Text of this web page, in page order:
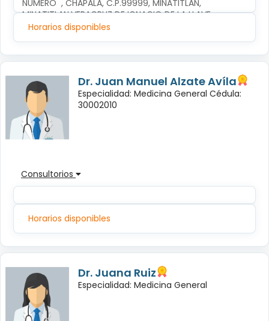
NUMERO  , CHAPALA, C.P.99999, MINATITLAN,
MINATITLAN,VERACRUZ DE IGNACIO DE LA LLAVE
Horarios disponibles
Dr. Juan Manuel Alzate Avíla
Especialidad: Medicina General Cédula:
30002010
Consultorios
Horarios disponibles
Dr. Juana Ruiz
Especialidad: Medicina General